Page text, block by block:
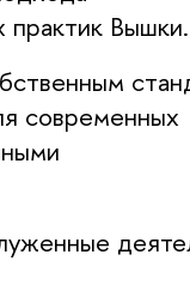
практик Вышки.
современных